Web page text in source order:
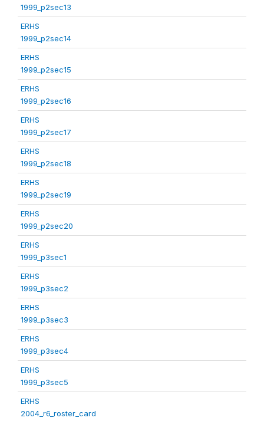
1999_p2sec13
ERHS
1999_p2sec14
ERHS
1999_p2sec15
ERHS
1999_p2sec16
ERHS
1999_p2sec17
ERHS
1999_p2sec18
ERHS
1999_p2sec19
ERHS
1999_p2sec20
ERHS
1999_p3sec1
ERHS
1999_p3sec2
ERHS
1999_p3sec3
ERHS
1999_p3sec4
ERHS
1999_p3sec5
ERHS
2004_r6_roster_card